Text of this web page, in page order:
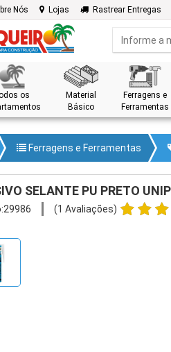
Nós Lojas Rastrear Entregas
os
Material
Básico
Ferragens e
Ferramentas
Ferragens e Ferramentas
SELANTE PU PRETO
(1 Avaliações)